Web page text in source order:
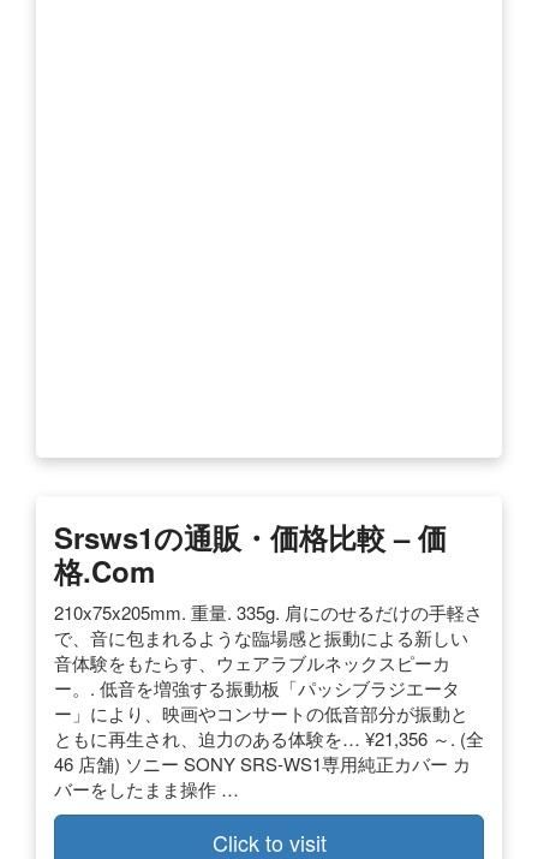
Srsws1の通販・価格比較 – 価
格.com
210x75x205mm. 重量. 335g. 肩にのせるだけの手軽さ
で、音に包まれるような臨場感と振動による新しい
音体験をもたらす、ウェアラブルネックスピーカ
ー。. 低音を増強する振動板「パッシブラジエータ
ー」により、映画やコンサートの低音部分が振動と
ともに再生され、迫力のある体験を… ¥21,356 ～. (全
46 店舗) ソニー SONY SRS-WS1専用純正カバー カ
バーをしたまま操作 …
Click to visit